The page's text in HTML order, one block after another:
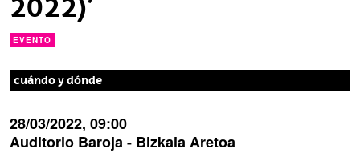
2022)’
EVENTO
cuándo y dónde
28/03/2022, 09:00
u
Auditorio Baroja - Bizkaia Aretoa